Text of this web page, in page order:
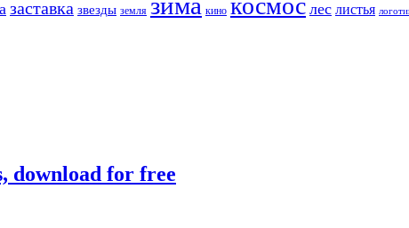
заставка звезды земля кино космос лес листья
download for free